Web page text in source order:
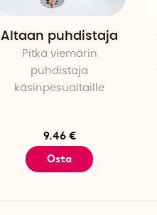
Altaan puhdistaja
Pitkä viemärin
puhdistaja
käsinpesualtaille
9.46 €
Osta